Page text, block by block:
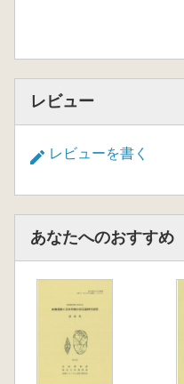
レビュー
レビューを書く
あなたへのおすすめ